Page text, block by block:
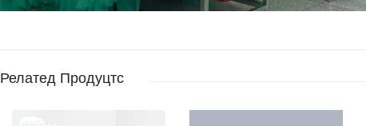
Релатед Продуцтс